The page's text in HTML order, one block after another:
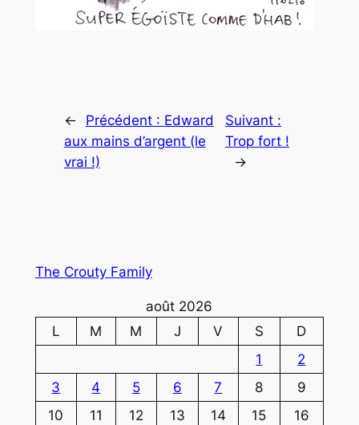
← Précédent : Edward
aux mains d’argent (le
vrai !)
Suivant :
Trop fort !
→
The Crouty Family
août 2026
L
M M J V S
D
1
2
3
4 5 6 7 8
9
10
11 12 13 14 15
16